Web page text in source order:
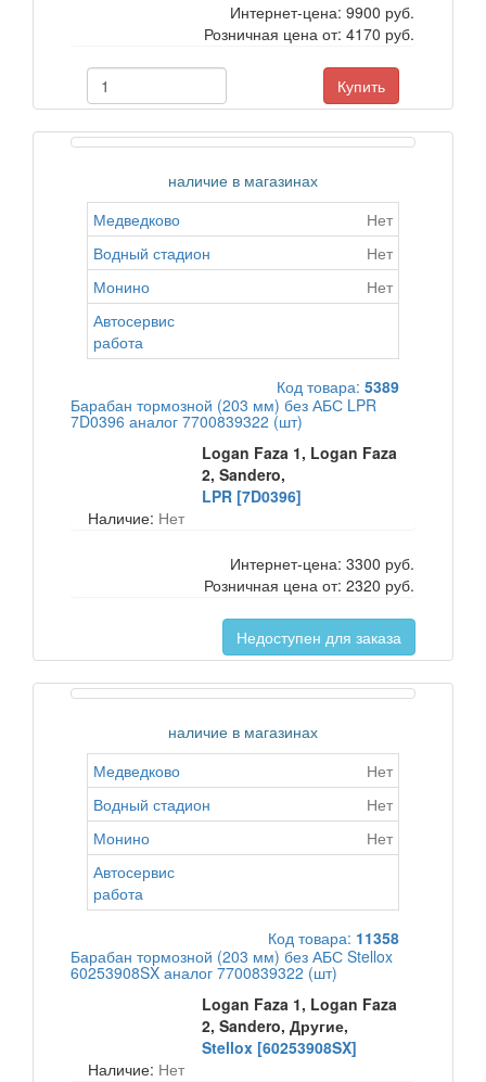
Интернет-цена: 9900 руб.
Розничная цена от: 4170 руб.
Купить
наличие в магазинах
Медведково
Нет
Водный стадион
Нет
Монино
Нет
Автосервис
работа
Код товара: 5389
Барабан тормозной (203 мм) без АБС LPR
7D0396 аналог 7700839322 (шт)
Logan Faza 1, Logan Faza
2, Sandero,
LPR [7D0396]
Наличие: Нет
Интернет-цена: 3300 руб.
Розничная цена от: 2320 руб.
Недоступен для заказа
наличие в магазинах
Медведково
Нет
Водный стадион
Нет
Монино
Нет
Автосервис
работа
Код товара: 11358
Барабан тормозной (203 мм) без АБС Stellox
60253908SX аналог 7700839322 (шт)
Logan Faza 1, Logan Faza
2, Sandero, Другие,
Stellox [60253908SX]
Наличие: Нет